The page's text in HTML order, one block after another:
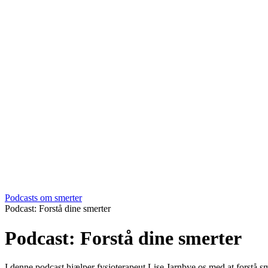
Podcasts om smerter
Podcast: Forstå dine smerter
Podcast: Forstå dine smerter